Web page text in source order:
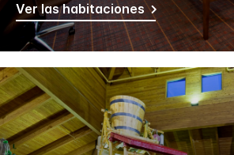
Ver las habitaciones